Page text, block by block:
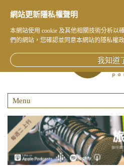
網站更新隱私權聲明
本網站使用 cookie 及其他相關技術分析以
們的網站，您確認並同意本網站的隱私權政
我知道